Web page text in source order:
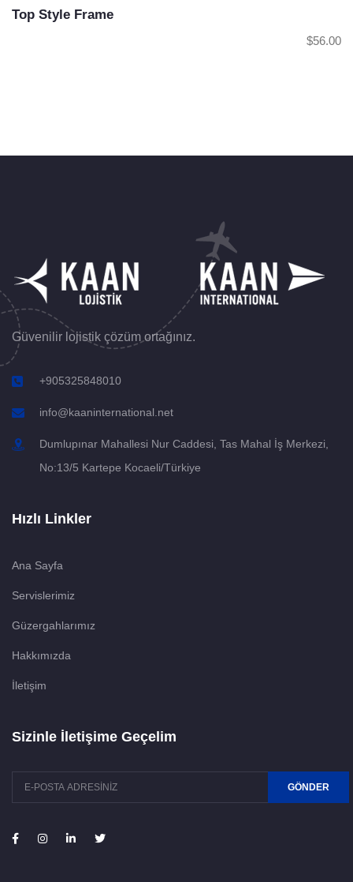
Top Style Frame
$56.00
Güvenilir lojistik çözüm ortağınız.
+905325848010
info@kaaninternational.net
Dumlupınar Mahallesi Nur Caddesi, Tas Mahal İş Merkezi,
No:13/5 Kartepe Kocaeli/Türkiye
Hızlı Linkler
Ana Sayfa
Servislerimiz
Güzergahlarımız
Hakkımızda
İletişim
Sizinle İletişime Geçelim
GÖNDER